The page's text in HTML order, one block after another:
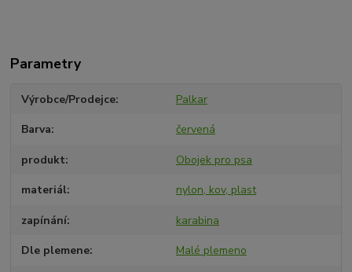
Parametry
Výrobce/Prodejce Palkar
Barva červená
produkt Obojek pro psa
materiál nylon, kov, plast
zapínání karabina
Dle plemene Malé plemeno